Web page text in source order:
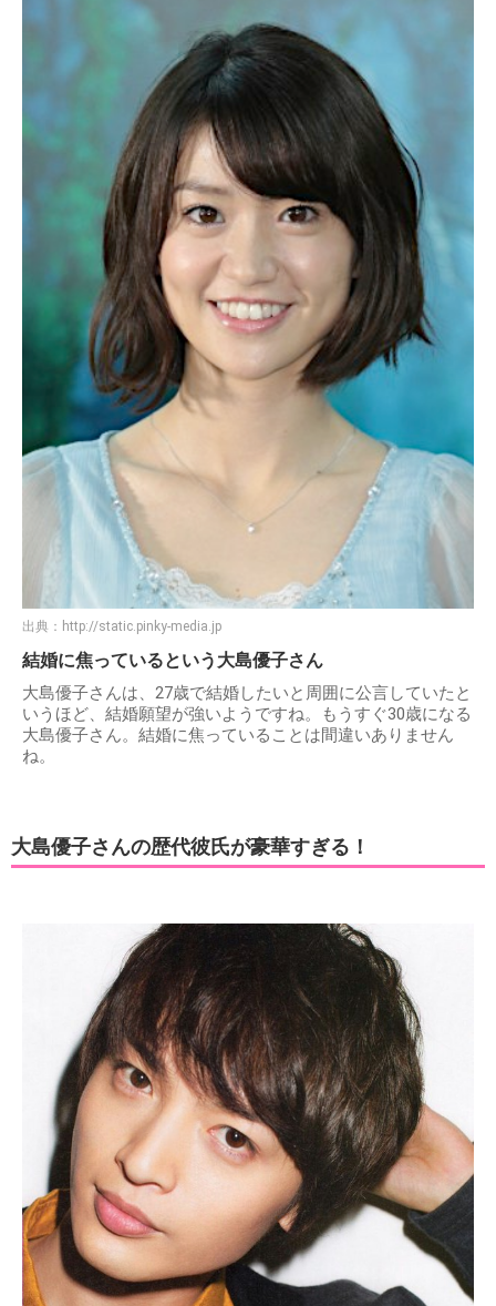
出典： http://static.pinky-media.jp
結婚に焦っているという大島優子さん
大島優子さんは、27歳で結婚したいと周囲に公言していたと
いうほど、結婚願望が強いようですね。もうすぐ30歳になる
大島優子さん。結婚に焦っていることは間違いありません
ね。
大島優子さんの歴代彼氏が豪華すぎる！